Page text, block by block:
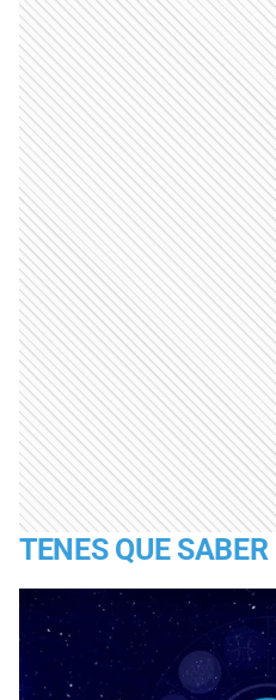
TENES QUE SABER